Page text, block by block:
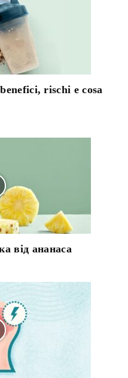
rischi e cosa
від ананаса